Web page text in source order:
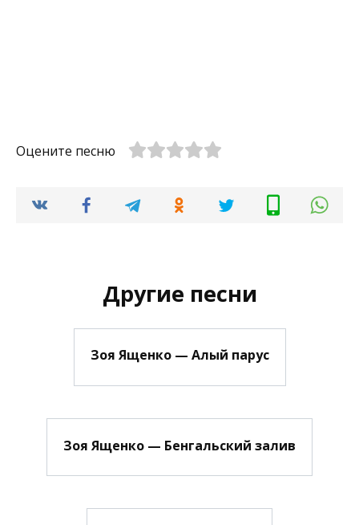
Оцените песню
Другие песни
Зоя Ященко — Алый парус
Зоя Ященко — Бенгальский залив